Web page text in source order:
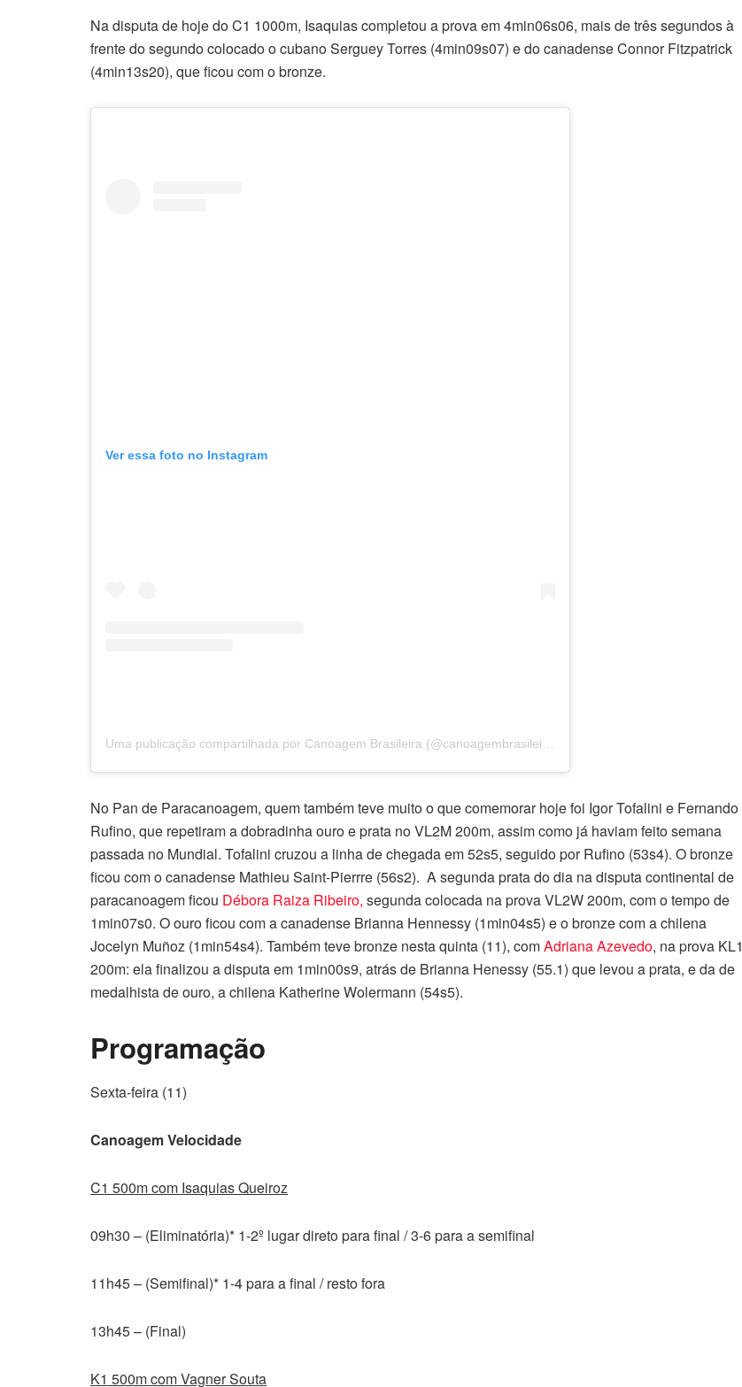
Na disputa de hoje do C1 1000m, Isaquias completou a prova em 4min06s06, mais de três segundos à
frente do segundo colocado o cubano Serguey Torres (4min09s07) e do canadense Connor Fitzpatrick
(4min13s20), que ficou com o bronze.
Ver essa foto no Instagram
No Pan de Paracanoagem, quem também teve muito o que comemorar hoje foi Igor Tofalini e Fernando
Rufino, que repetiram a dobradinha ouro e prata no VL2M 200m, assim como já haviam feito semana
passada no Mundial. Tofalini cruzou a linha de chegada em 52s5, seguido por Rufino (53s4). O bronze
ficou com o canadense Mathieu Saint-Pierrre (56s2). A segunda prata do dia na disputa continental de
paracanoagem ficou Débora Raiza Ribeiro, segunda colocada na prova VL2W 200m, com o tempo de
1min07s0. O ouro ficou com a canadense Brianna Hennessy (1min04s5) e o bronze com a chilena
Jocelyn Muñoz (1min54s4). Também teve bronze nesta quinta (11), comAdriana Azevedo, na prova KL1
200m: ela finalizou a disputa em 1min00s9, atrás de Brianna Henessy (55.1) que levou a prata, e da de
medalhista de ouro, a chilena Katherine Wolermann (54s5).
Programação
Sexta-feira (11)
Canoagem Velocidade
C1 500m com Isaquias Queiroz
09h30 – (Eliminatória)* 1-2º lugar direto para final / 3-6 para a semifinal
11h45 – (Semifinal)* 1-4 para a final / resto fora
13h45 – (Final)
K1 500m com Vagner Souta